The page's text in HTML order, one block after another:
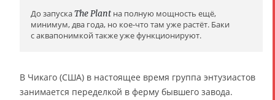
До запускаThe Plant на полную мощность ещё,
минимум, два года, но кое-что там уже растёт. Баки
с аквапонимкой также уже функционируют.
В Чикаго (США) в настоящее время группа энтузиастов
занимается переделкой в ферму бывшего завода.